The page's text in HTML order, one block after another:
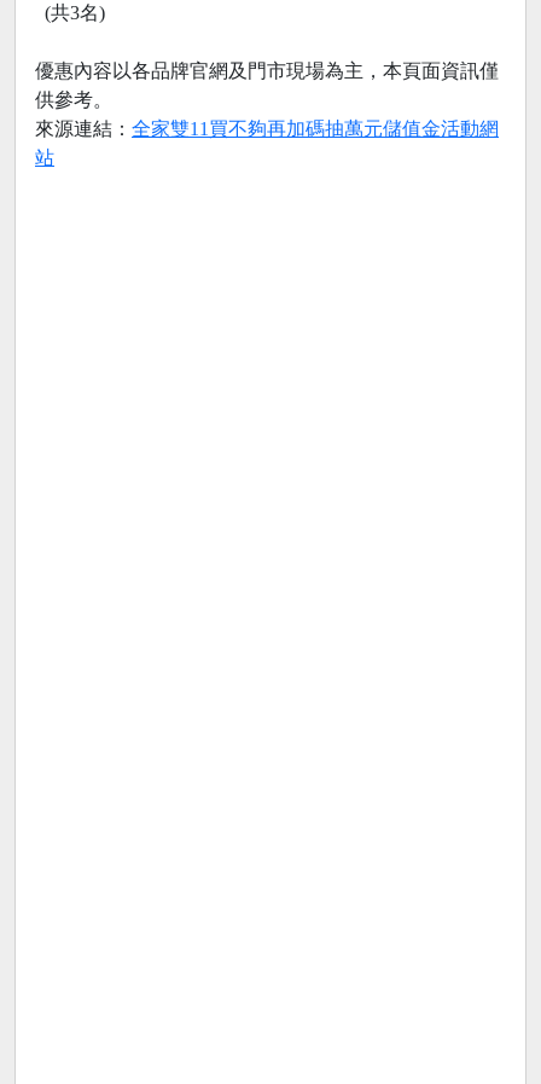
(共3名)
優惠內容以各品牌官網及門市現場為主，本頁面資訊僅
供參考。
來源連結： 全家雙11買不夠再加碼抽萬元儲值金活動網
站